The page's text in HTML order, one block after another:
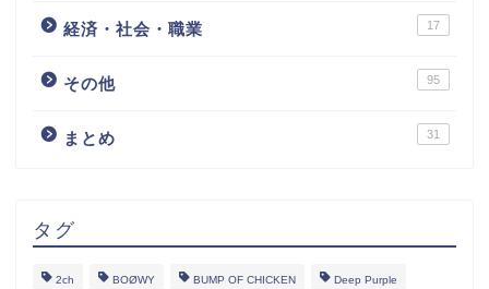
経済・社会・職業 17
その他 95
まとめ 31
タグ
2ch BOØWY BUMP OF CHICKEN Deep Purple